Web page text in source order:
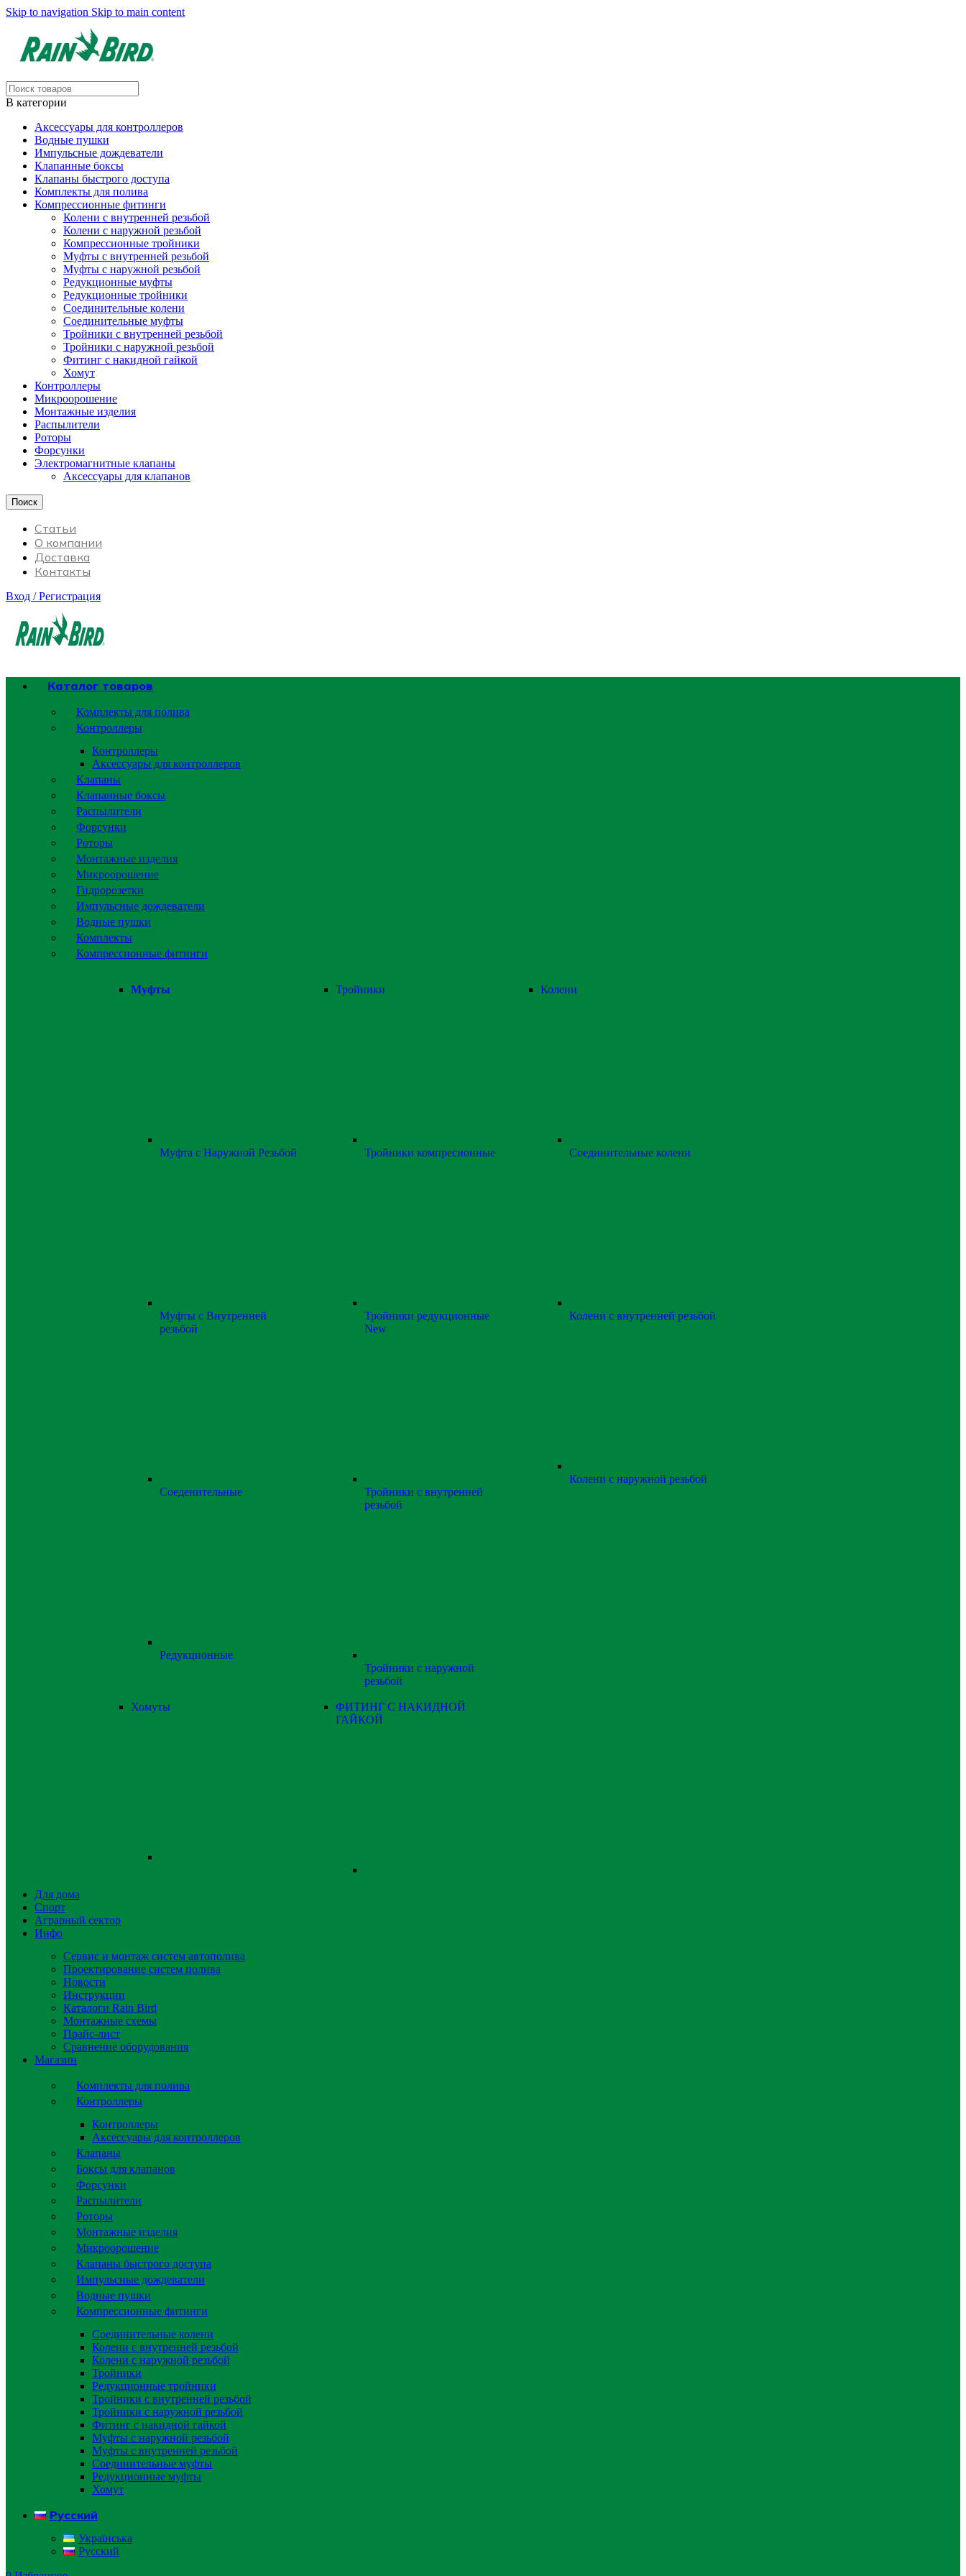
Skip to navigation Skip to main content
В категории
Аксессуары для контроллеров
Водные пушки
Импульсные дождеватели
Клапанные боксы
Клапаны быстрого доступа
Комплекты для полива
Компрессионные фитинги
Колени с внутренней резьбой
Колени с наружной резьбой
Компрессионные тройники
Муфты с внутренней резьбой
Муфты с наружной резьбой
Редукционные муфты
Редукционные тройники
Соединительные колени
Соединительные муфты
Тройники с внутренней резьбой
Тройники с наружной резьбой
Фитинг с накидной гайкой
Хомут
Контроллеры
Микроорошение
Монтажные изделия
Распылители
Роторы
Форсунки
Электромагнитные клапаны
Аксессуары для клапанов
Поиск
Статьи
О компании
Доставка
Контакты
Вход / Регистрация
Каталог товаров
Комплекты для полива
Контроллеры
Контроллеры
Аксессуары для контроллеров
Клапаны
Клапанные боксы
Распылители
Форсунки
Роторы
Монтажные изделия
Микроорошение
Гидророзетки
Импульсные дождеватели
Водные пушки
Комплекты
Компрессионные фитинги
Муфты
Муфта с Наружной Резьбой
Муфты с Внутренней
резьбой
Соеденительные
Редукционные
Тройники
Тройники компресионные
Тройники редукционные
New
Тройники с внутренней
резьбой
Тройники с наружной
резьбой
Колени
Соединительные колени
Колени с внутренней резьбой
Колени с наружной резьбой
Хомуты
ФИТИНГ С НАКИДНОЙ
ГАЙКОЙ
Для дома
Спорт
Аграрный сектор
Инфо
Сервис и монтаж систем автополива
Проектирование систем полива
Новости
Инструкции
Каталоги Rain Bird
Монтажные схемы
Прайс-лист
Сравнение оборудования
Магазин
Комплекты для полива
Контроллеры
Контроллеры
Аксессуары для контроллеров
Клапаны
Боксы для клапанов
Форсунки
Распылители
Роторы
Монтажные изделия
Микроорошение
Клапаны быстрого доступа
Импульсные дождеватели
Водные пушки
Компрессионные фитинги
Соединительные колени
Колени с внутренней резьбой
Колени с наружной резьбой
Тройники
Редукционные тройники
Тройники с внутренней резьбой
Тройники с наружной резьбой
Фитинг с накидной гайкой
Муфты с наружной резьбой
Муфты с внутренней резьбой
Соединительные муфты
Редукционные муфты
Хомут
Русский
Українська
Русский